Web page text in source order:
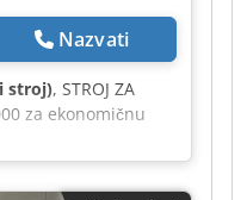
Nazvati
stroj), STROJ ZA
za ekonomičnu
od čelika,
Demonstracijski
Upravljački